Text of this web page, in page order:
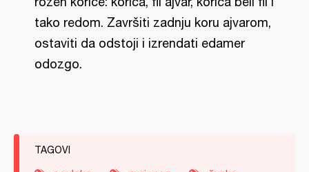
tako redom. Završiti zadnju koru ajvarom,
ostaviti da odstoji i izrendati edamer
odozgo.
TAGOVI